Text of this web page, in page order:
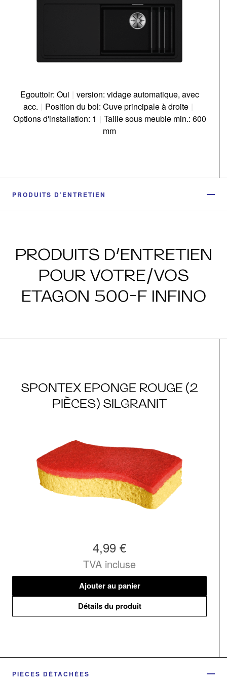
Egouttoir: Oui | version: vidage automatique, avec
acc. | Position du bol: Cuve principale à droite |
Options d'installation: 1 | Taille sous meuble min.: 600
mm
PRODUITS D’ENTRETIEN
PRODUITS D’ENTRETIEN
POUR VOTRE/VOS
ETAGON 500-F INFINO
SPONTEX EPONGE ROUGE (2
PIÈCES) SILGRANIT
4,99 €
TVA incluse
Ajouter au panier
Détails du produit
PIÈCES DÉTACHÉES